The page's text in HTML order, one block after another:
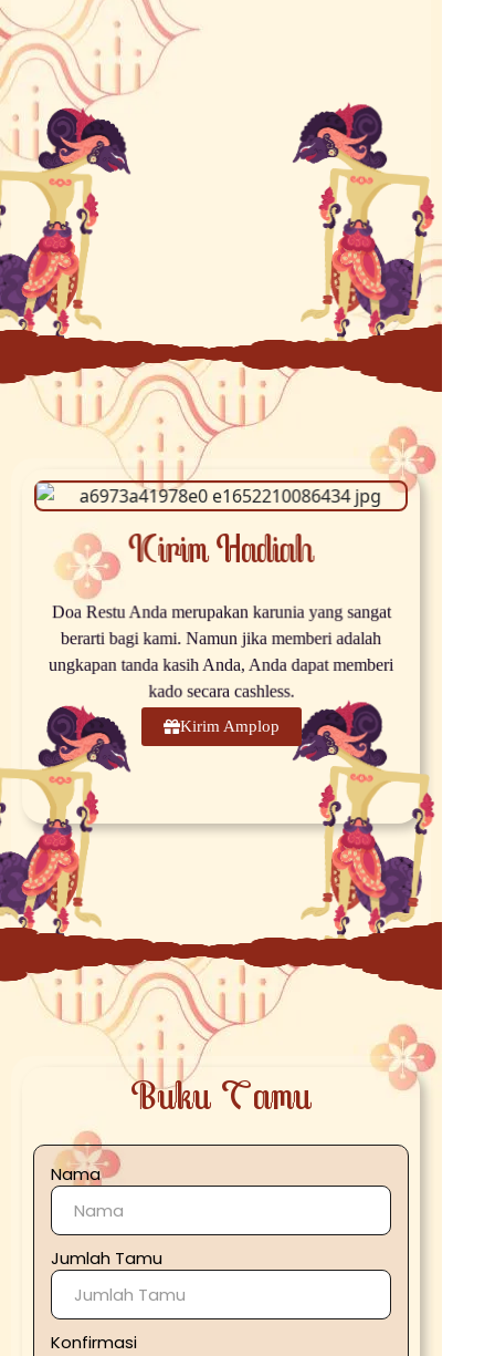
Kirim Hadiah
Doa Restu Anda merupakan karunia yang sangat
berarti bagi kami. Namun jika memberi adalah
ungkapan tanda kasih Anda, Anda dapat memberi
kado secara cashless.
Kirim Amplop
Buku Tamu
Nama
Jumlah Tamu
Konfirmasi